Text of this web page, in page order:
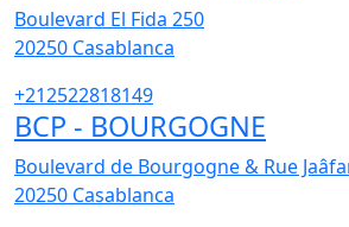
Boulevard El Fida 250
20250 Casablanca
+212522818149
BCP - BOURGOGNE
Boulevard de Bourgogne & Rue
20250 Casablanca